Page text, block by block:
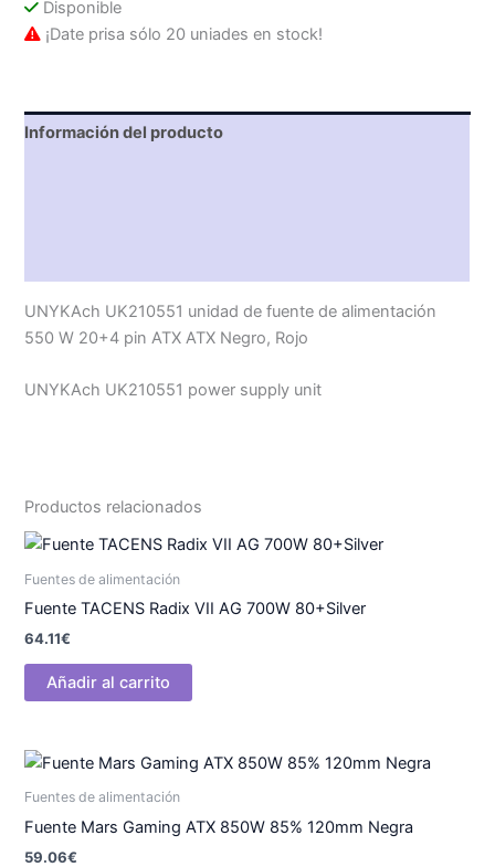
Disponible
¡Date prisa sólo 20 uniades en stock!
Información del producto
UNYKAch UK210551 unidad de fuente de alimentación
550 W 20+4 pin ATX ATX Negro, Rojo
UNYKAch UK210551 power supply unit
Productos relacionados
Fuentes de alimentación
Fuente TACENS Radix VII AG 700W 80+Silver
64.11€
Añadir al carrito
Fuentes de alimentación
Fuente Mars Gaming ATX 850W 85% 120mm Negra
59.06€